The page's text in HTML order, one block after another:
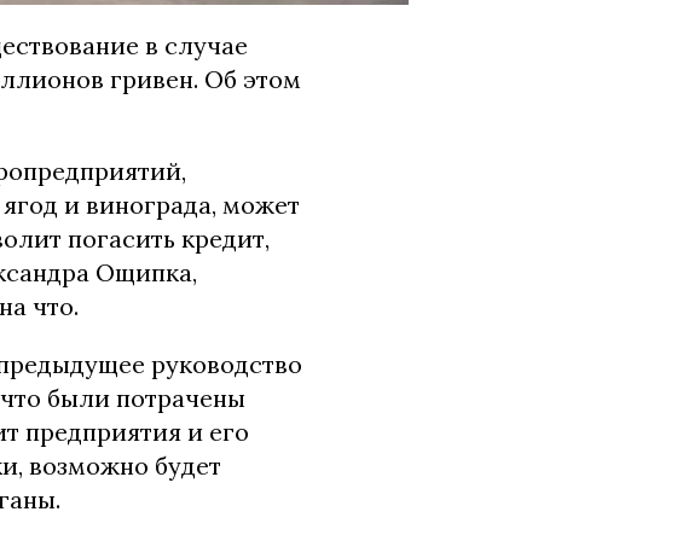
в случае
гривен. Об этом
и винограда, может
погасить кредит,
Ощипка,
что.
руководство
были потрачены
предприятия и его
возможно будет